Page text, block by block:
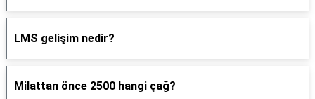
LMS gelişim nedir?
Milattan önce 2500 hangi çağ?